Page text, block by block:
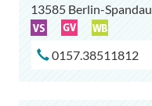
13585 Berlin-Spandau
0157.38511812